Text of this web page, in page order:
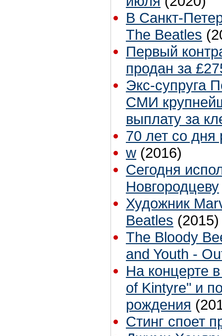
В Санкт-
The Beatles
Первый
продан за
Экс-супруга
СМИ
выплату за
70 лет со
w (2016)
Сегодня
Новгородцеву
Художник
Beatles (2015)
The Bloody
and Youth -
На концерте
of Kintyre" и
рождения
Стинг споет